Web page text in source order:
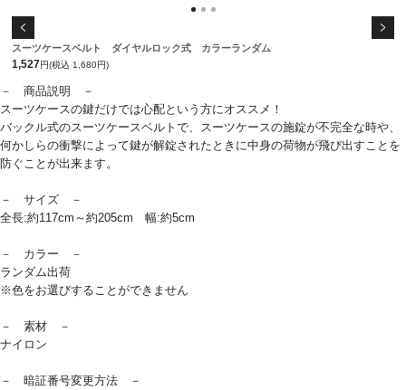
スーツケースベルト ダイヤルロック式 カラーランダム
1,527円(税込 1,680円)
－ 商品説明 －
スーツケースの鍵だけでは心配という方にオススメ！
バックル式のスーツケースベルトで、スーツケースの施錠が不完全な時や、
何かしらの衝撃によって鍵が解錠されたときに中身の荷物が飛び出すことを
防ぐことが出来ます。
－ サイズ －
全長:約117cm～約205cm 幅:約5cm
－ カラー －
ランダム出荷
※色をお選びすることができません
－ 素材 －
ナイロン
－ 暗証番号変更方法 －